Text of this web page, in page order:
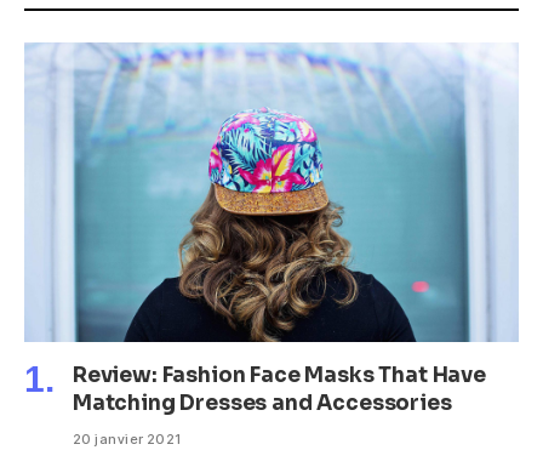
Review: Fashion Face Masks That Have
Matching Dresses and Accessories
20 janvier 2021